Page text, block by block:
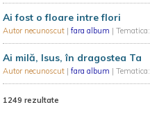
Ai fost o floare intre flori
Autor necunoscut | fara album | Tematica:
Ai milă, Isus, în dragostea Ta
Autor necunoscut | fara album | Tematica:
1249 rezultate